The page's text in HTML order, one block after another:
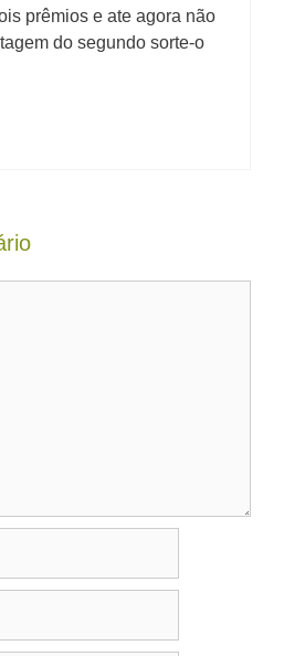
prêmios e ate agora não
do segundo sorte-o